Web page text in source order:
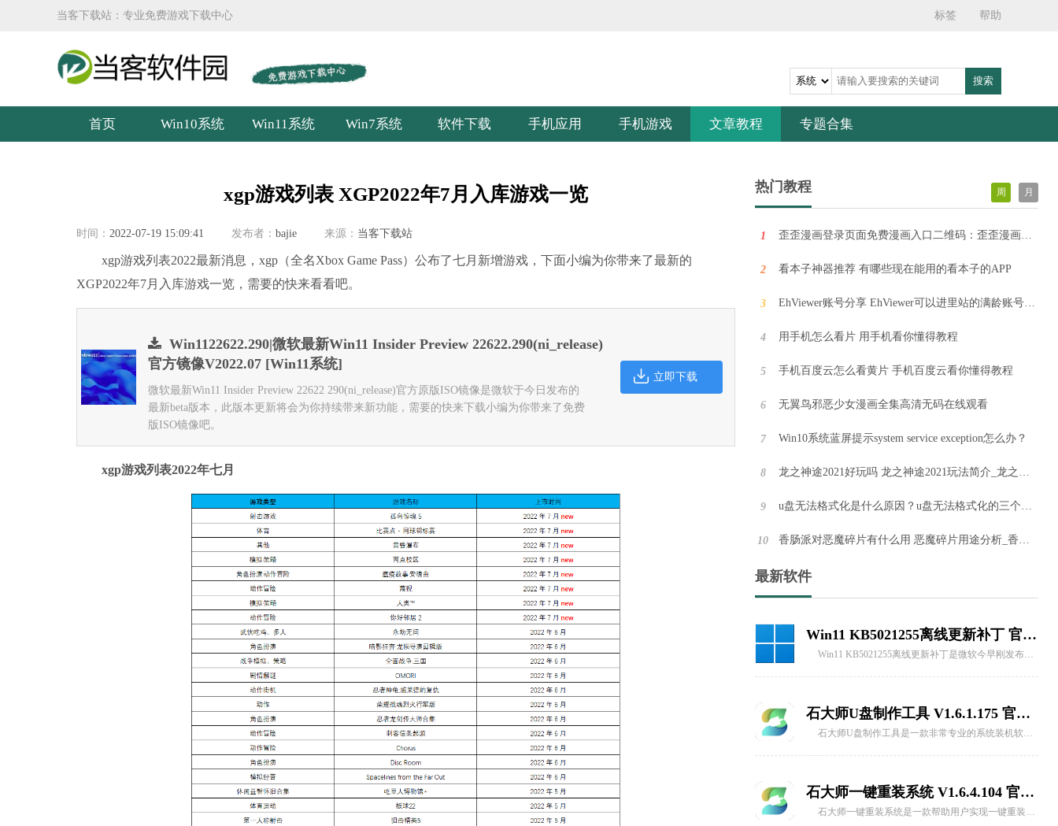
当客下载站：专业免费游戏下载中心 标签 帮助
搜索
首页 Win10系统 Win11系统 Win7系统 软件下载 手机应用 手机游戏 文章教程 专题合集
xgp游戏列表 XGP2022年7月入库游戏一览
时间： 2022-07-19 15:09:41 发布者： bajie 来源： 当客下载站
xgp游戏列表2022最新消息，xgp（全名Xbox Game Pass）公布了七月新增游戏，下面小编为你带来了最新的
XGP2022年7月入库游戏一览，需要的快来看看吧。
Win1122622.290|微软最新Win11 Insider Preview 22622.290(ni_release)
官方镜像V2022.07 [Win11系统]
微软最新Win11 Insider Preview 22622 290(ni_release)官方原版ISO镜像是微软于今日发布的
最新beta版本，此版本更新将会为你持续带来新功能，需要的快来下载小编为你带来了免费
版ISO镜像吧。
立即下载
xgp游戏列表2022年七月
热门教程 周 月
1 歪歪漫画登录页面免费漫画入口二维码：歪歪漫画登录入口界面在线
2 看本子神器推荐 有哪些现在能用的看本子的APP
3 EhViewer账号分享 EhViewer可以进里站的满龄账号共享
4 用手机怎么看片 用手机看你懂得教程
5 手机百度云怎么看黄片 手机百度云看你懂得教程
6 无翼鸟邪恶少女漫画全集高清无码在线观看
7 Win10系统蓝屏提示system service exception怎么办？
8 龙之神途2021好玩吗 龙之神途2021玩法简介_龙之神途2021
9 u盘无法格式化是什么原因？u盘无法格式化的三个解决方法
10 香肠派对恶魔碎片有什么用 恶魔碎片用途分析_香肠派对
最新软件
Win11 KB5021255离线更新补丁是微软今早刚发布的最新补丁，用户可以升级补丁至内部版本22621 963，此次更新不仅为用户解决了可能影响任务管理器的问题，而且针对DPAPI解密进行了一定的改进，接下来本站为大家提供补丁下载。
石大师U盘制作工具 V1.6.1.175 官方版
石大师U盘制作工具 V1.6.4.104 最新版
Win11 KB5021255离线更新补丁 官方版
Win11 KB5021255离线更新补丁是微软今早刚发布的最新补丁，用户可以升级补丁至内部版本22621 963，此次更新不仅为用户解决了可能影响任务管理器的问题，而且针对DPAPI解密进行了一定的改进，接下来本站为大家提供补丁下载。
石大师U盘制作工具 V1.6.1.175 官方版
石大师U盘制作工具是一款非常专业的系统装机软件，该软件支持一键系统重装、U盘重启、备份还原等，用户可以根据自身需求自行选择安装方式，支持所以品牌重装系统以及一键装机原版系统，操作简单，无需任何操作技术，有需要的用户快来下载吧。
石大师一键重装系统 V1.6.4.104 官方最新版
石大师一键重装系统是一款帮助用户实现一键重装的软件，同时还支持制作万能U盘启动盘的工具，提供win11、win10、win7、winxp等各种系统版本的一键重装，功能强大，兼容性强，就算是小白也可以快速装机，感兴趣的快来下载吧。